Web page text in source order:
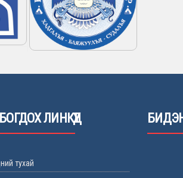
ЛИНКҮҮД
тухай